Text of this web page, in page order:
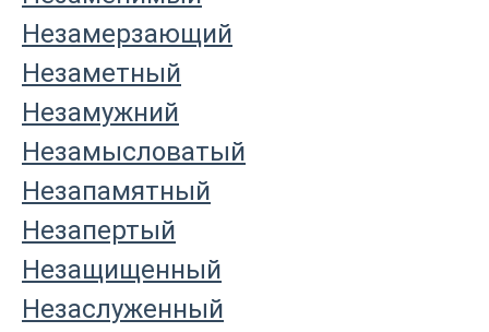
Незамерзающий
Незаметный
Незамужний
Незамысловатый
Незапамятный
Незапертый
Незащищенный
Незаслуженный